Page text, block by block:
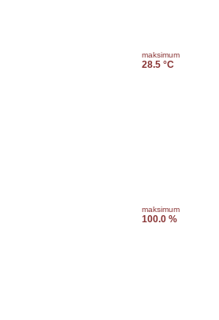
maksimum
28.5 °C
maksimum
100.0 %